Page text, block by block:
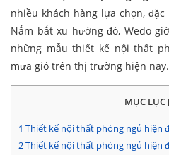
nhiều khách hàng lựa chọn,
Nắm bắt xu hướng đó, Wedo
những mẫu thiết kế nội thất
mưa gió trên thị trường hiện nay.
MỤC LỤC
1 Thiết kế nội thất phòng ngủ hiện
2Thiết kế nội thất phòng ngủ hiện